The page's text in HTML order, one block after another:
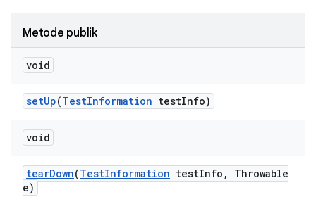
Metode publik
void
setUp(TestInformation testInfo)
void
tearDown(TestInformation testInfo ,
Throwable
e)